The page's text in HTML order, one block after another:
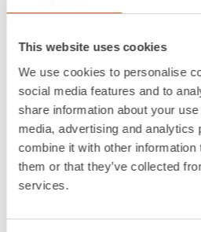
This website uses cookies
We use cookies to personalise
social media features and to
share information about your
media, advertising and analytics
combine it with other information
them or that they’ve collected
services.
Kiasman rakennus on uniikki.
Mannerheimintien puoleinen